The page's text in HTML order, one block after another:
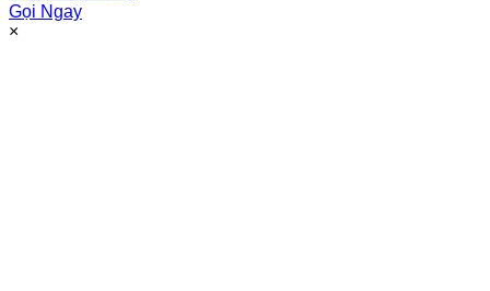
Gọi Ngay
×